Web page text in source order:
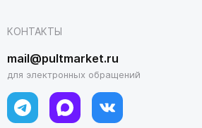
КОНТАКТЫ
mail@pultmarket.ru
для электронных обращений